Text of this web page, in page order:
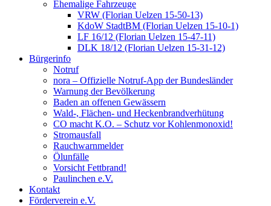
Ehemalige Fahrzeuge
VRW (Florian Uelzen 15-50-13)
KdoW StadtBM (Florian Uelzen 15-10-1)
LF 16/12 (Florian Uelzen 15-47-11)
DLK 18/12 (Florian Uelzen 15-31-12)
Bürgerinfo
Notruf
nora – Offizielle Notruf-App der Bundesländer
Warnung der Bevölkerung
Baden an offenen Gewässern
Wald-, Flächen- und Heckenbrandverhütung
CO macht K.O. – Schutz vor Kohlenmonoxid!
Stromausfall
Rauchwarnmelder
Ölunfälle
Vorsicht Fettbrand!
Paulinchen e.V.
Kontakt
Förderverein e.V.